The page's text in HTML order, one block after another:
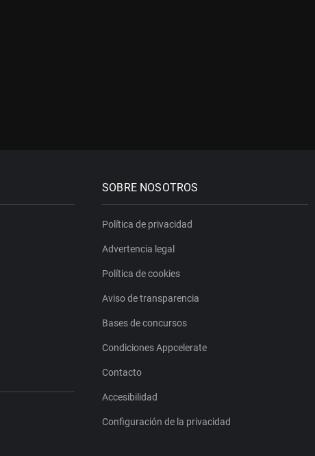
SOBRE NOSOTROS
Política de privacidad
Advertencia legal
Política de cookies
Aviso de transparencia
Bases de concursos
Condiciones Appcelerate
Contacto
Accesibilidad
Configuración de la privacidad